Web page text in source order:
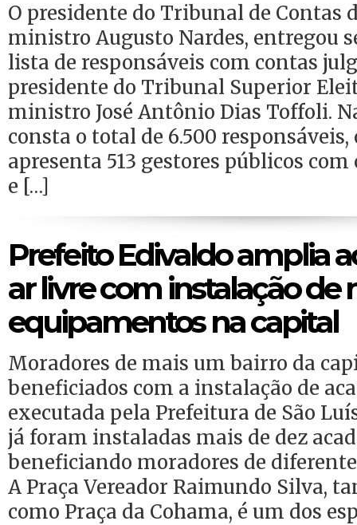
O presidente do Tribunal de Contas
ministro Augusto Nardes, entregou
lista de responsáveis com contas
presidente do Tribunal Superior
ministro José Antônio Dias Toffoli.
consta o total de 6.500
apresenta 513 gestores públicos
e […]
Prefeito Edivaldo amplia
ar livre com instalação de
equipamentos na capital
Moradores de mais um bairro da
beneficiados com a instalação de
executada pela Prefeitura de São
já foram instaladas mais de dez
beneficiando moradores de
A Praça Vereador Raimundo Silva,
como Praça da Cohama, é um dos